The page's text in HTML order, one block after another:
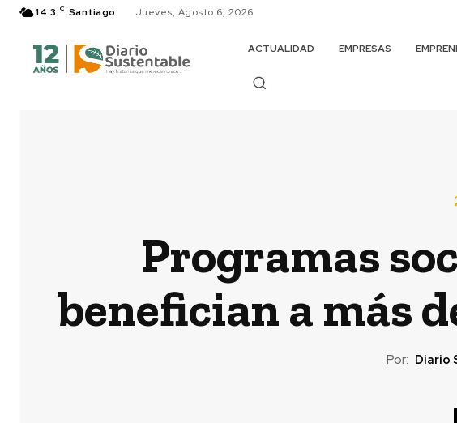
14.3 C Santiago Jueves, Agosto 6, 2026
ACTUALIDAD EMPRESAS
Programas
benefician a más
Por: Diario